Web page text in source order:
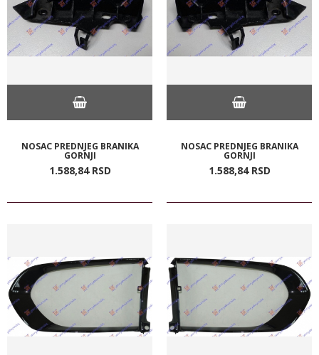
NOSAC PREDNJEG BRANIKA
GORNJI
1.588,84 RSD
NOSAC PREDNJEG BRANIKA
GORNJI
1.588,84 RSD